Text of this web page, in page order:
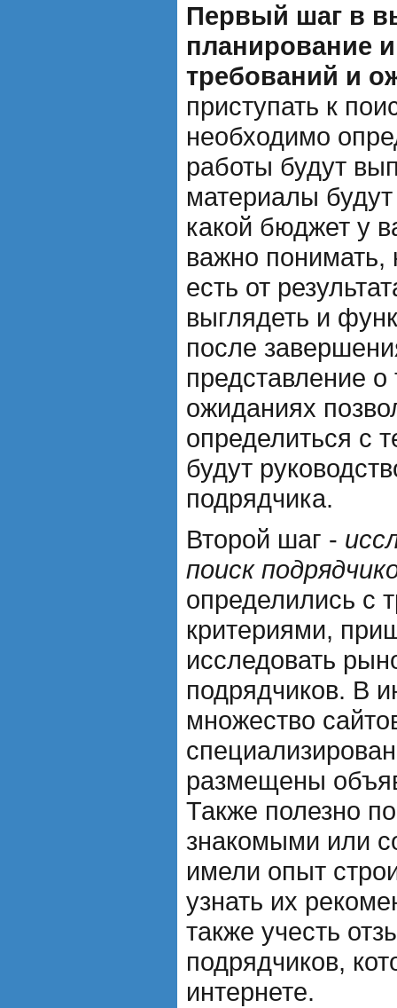
Первый шаг в
планирование
требований и
приступать к
необходимо
работы будут
материалы
какой бюджет у
важно понимать,
есть от
выглядеть и
после
представление
ожиданиях
определиться с
будут
подрядчика.
Второй шаг -
поиск
определились с
критериями,
исследовать
подрядчиков. В
множество
размещены
Также полезно
знакомыми или
имели опыт
узнать их
также учесть
подрядчиков,
интернете.